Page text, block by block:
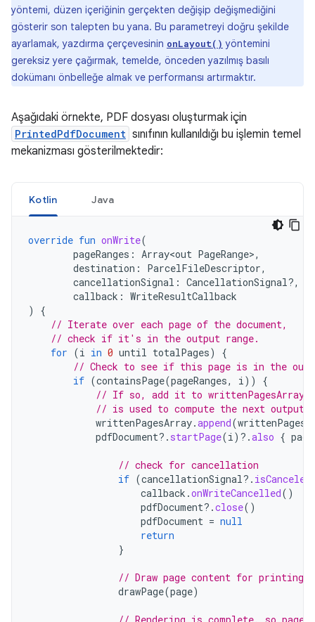
yöntemi, düzen içeriğinin gerçekten değişip değişmediğini
gösterir son talepten bu yana. Bu parametreyi doğru şekilde
ayarlamak, yazdırma çerçevesinin onLayout() yöntemini
gereksiz yere çağırmak, temelde, önceden yazılmış basılı
dokümanı önbelleğe almak ve performansı artırmaktır.
Aşağıdaki örnekte, PDF dosyası oluşturmak için
PrintedPdfDocument sınıfının kullanıldığı bu işlemin temel
mekanizması gösterilmektedir:
Kotlin Java
override fun onWrite(
pageRanges : Array<out PageRange>,
destination : ParcelFileDescriptor,
cancellationSignal : CancellationSignal?,
callback : WriteResultCallback
)
{
// Iterate over each page of the document,
// check if it's in the output range.
for (i in 0 until totalPages)
{
// Check to see if this page is in the
if (containsPage(pageRanges, i))
{
// If so, add it to writtenPagesArray.
// is used to compute the next output
writtenPagesArray.append(
pdfDocument?. startPage(i) ?.also { page
// check for cancellation
if (cancellationSignal?. isCanceled
callback .onWriteCancelled()
pdfDocument?.close()
pdfDocument = null
return
}
// Draw page content for printing
drawPage(page)